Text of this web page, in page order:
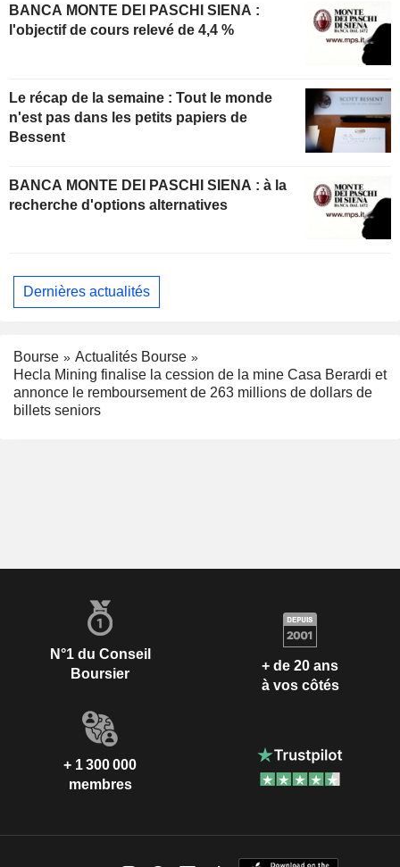
BANCA MONTE DEI PASCHI SIENA :
l'objectif de cours relevé de 4,4 %
Le récap de la semaine : Tout le monde
n'est pas dans les petits papiers de
Bessent
BANCA MONTE DEI PASCHI SIENA : à la
recherche d'options alternatives
Dernières actualités
Bourse
Actualités Bourse
Hecla Mining finalise la cession de la mine Casa Berardi et
annonce le remboursement de 263 millions de dollars de
billets seniors
N°1 du Conseil
Boursier
+ de 20 ans
à vos côtés
+ 1 300 000
membres